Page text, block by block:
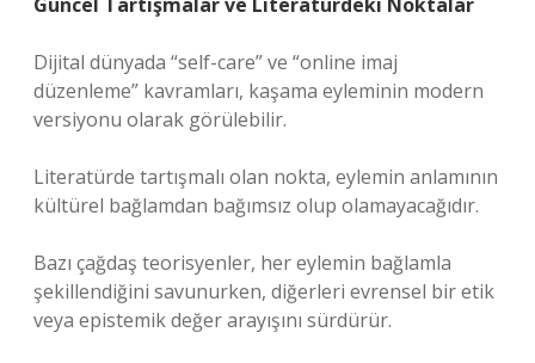
Dijital dünyada “self-care” ve “online imaj
düzenleme” kavramları, kaşama eyleminin modern
versiyonu olarak görülebilir.
Literatürde tartışmalı olan nokta, eylemin anlamının
kültürel bağlamdan bağımsız olup olamayacağıdır.
Bazı çağdaş teorisyenler, her eylemin bağlamla
şekillendiğini savunurken, diğerleri evrensel bir etik
veya epistemik değer arayışını sürdürür.